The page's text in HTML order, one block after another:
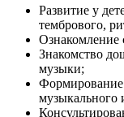
Развитие у
тембрового,
Ознакомление
Знакомство
музыки;
Формирование
музыкального